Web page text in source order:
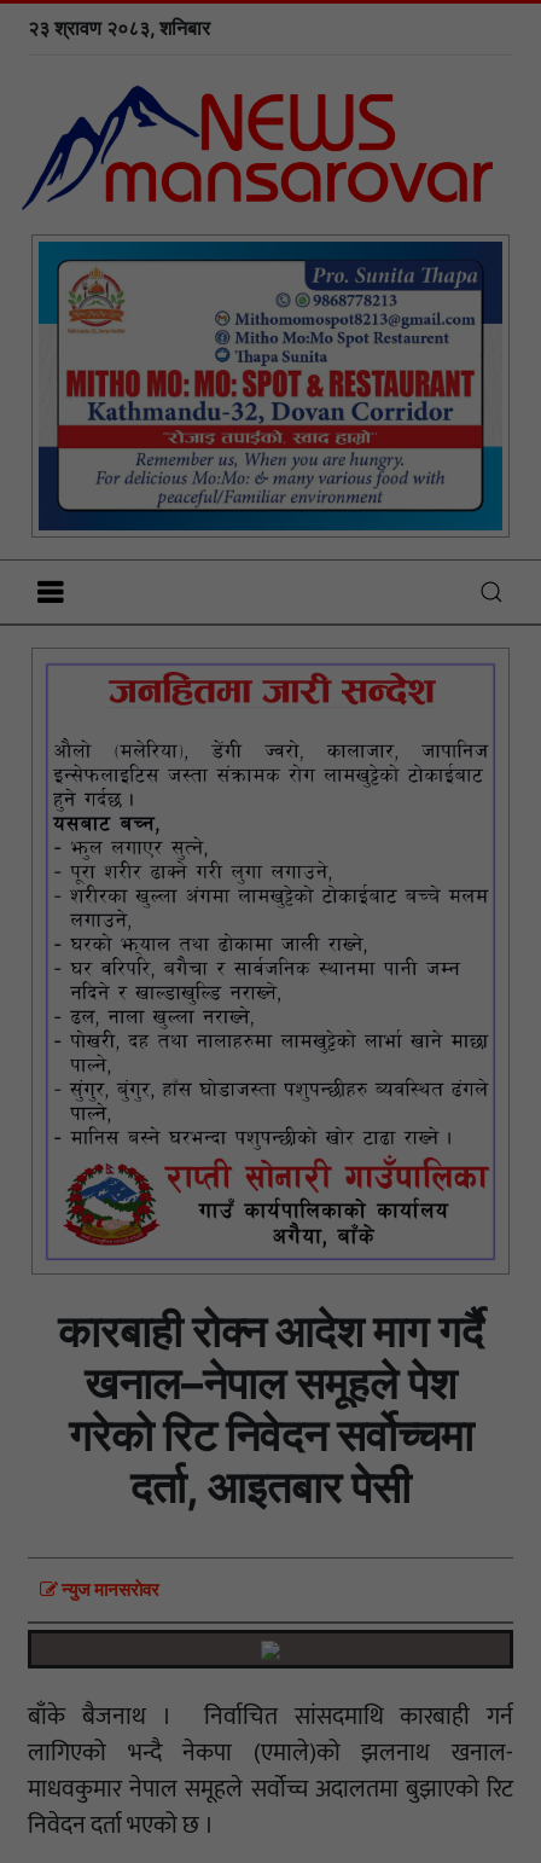
२३ श्रावण २०८३, शनिबार
कारबाही रोक्न आदेश माग गर्दै
खनाल–नेपाल समूहले पेश
गरेको रिट निवेदन सर्वोच्चमा
दर्ता, आइतबार पेसी
न्युज मानसराेवर
बाँके बैजनाथ । निर्वाचित सांसदमाथि कारबाही गर्न
लागिएको भन्दै नेकपा (एमाले)को झलनाथ खनाल-
माधवकुमार नेपाल समूहले सर्वोच्च अदालतमा बुझाएको रिट
निवेदन दर्ता भएको छ ।